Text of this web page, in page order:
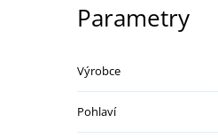
Parametry
Výrobce
Pohlaví